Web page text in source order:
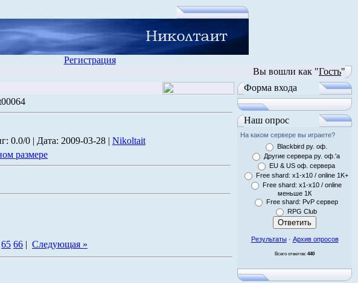
Регистрация
Вы вошли как "Гость"
0.0/0 | Дата: 2009-03-28 | Nikoltait
размере
65 66 | Следующая »
Форма входа
Наш опрос
На каком сервере вы играете?
Blackbird ру. оф.
Другие сервера ру. оф.'a
EU & US оф. сервера
Free shard: x1-x10 / online 1K+
Free shard: x1-x10 / online
меньше 1К
Free shard: PvP сервер
RPG Club
Результаты· Архив опросов
Всего ответов: 440